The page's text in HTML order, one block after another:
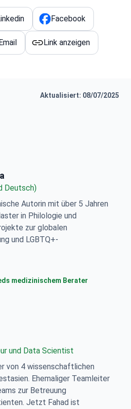
wünsche allen
Ihnen
in Ihrer
Facebook
Link anzeigen
Aktualisiert: 08/07/2025
Deutsch)
Autorin mit über 5 Jahren
in Philologie und
zur globalen
und LGBTQ+-
medizinischem Berater
und Data Scientist
von 4 wissenschaftlichen
Ehemaliger Teamleiter
zur Betreuung
Jetzt Fahad ist